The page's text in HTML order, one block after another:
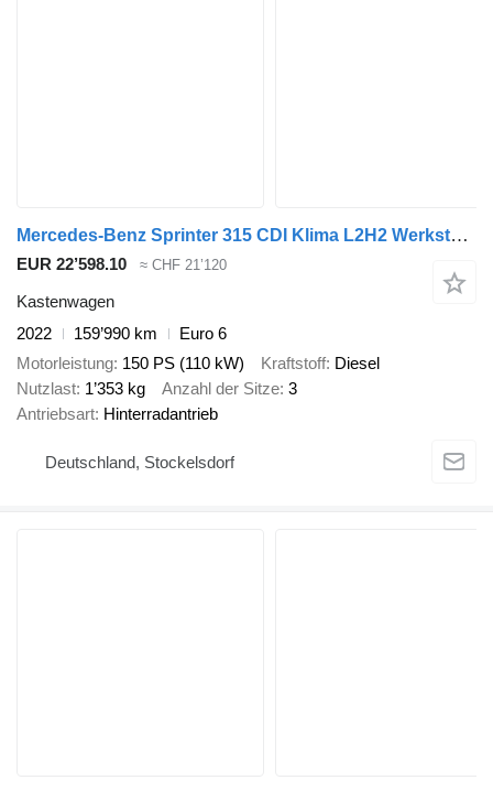
Mercedes-Benz Sprinter 315 CDI Klima L2H2 Werkstatt AHK
EUR 22’598.10 ≈ CHF 21’120
Kastenwagen
2022
159’990 km
Euro 6
Motorleistung 150 PS (110 kW) Kraftstoff Diesel
Nutzlast 1’353 kg Anzahl der Sitze 3
Antriebsart Hinterradantrieb
Deutschland, Stockelsdorf